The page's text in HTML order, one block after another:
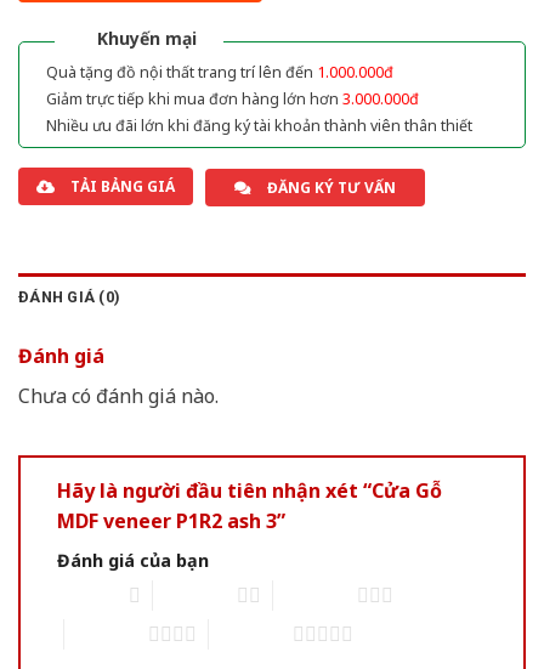
Khuyến mại
Quà tặng đồ nội thất trang trí lên đến 1.000.000đ
Giảm trực tiếp khi mua đơn hàng lớn hơn 3.000.000đ
Nhiều ưu đãi lớn khi đăng ký tài khoản thành viên thân thiết
TẢI BẢNG GIÁ ĐĂNG KÝ TƯ VẤN
ĐÁNH GIÁ (0)
Đánh giá
Chưa có đánh giá nào.
Hãy là người đầu tiên nhận xét “Cửa Gỗ
MDF veneer P1R2 ash 3”
Đánh giá của bạn